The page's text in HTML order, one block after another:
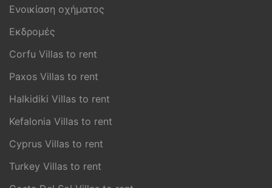
Ενοικίαση οχήματος
Εκδρομές
Corfu Villas to rent
Paxos Villas to rent
Halkidiki Villas to rent
Kefalonia Villas to rent
Cyprus Villas to rent
Turkey Villas to rent